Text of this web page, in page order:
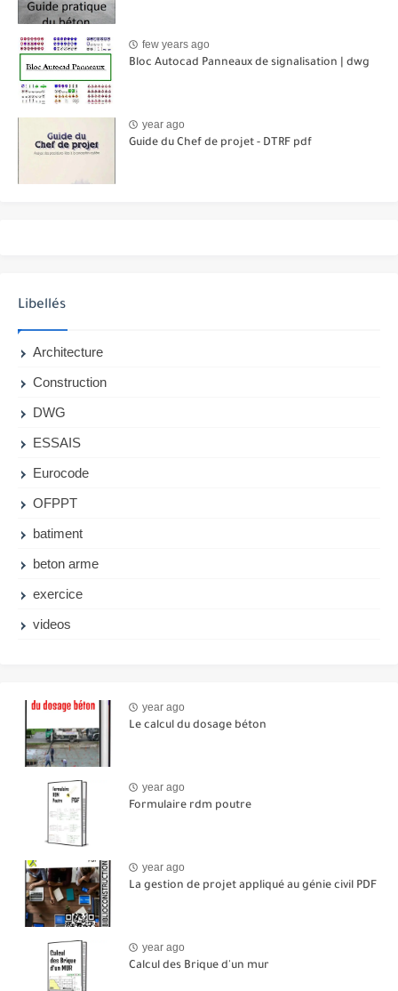
few years ago
Bloc Autocad Panneaux de signalisation | dwg
year ago
Guide du Chef de projet - DTRF pdf
Libellés
Architecture
Construction
DWG
ESSAIS
Eurocode
OFPPT
batiment
beton arme
exercice
videos
year ago
Le calcul du dosage béton
year ago
Formulaire rdm poutre
year ago
La gestion de projet appliqué au génie civil PDF
year ago
Calcul des Brique d'un mur